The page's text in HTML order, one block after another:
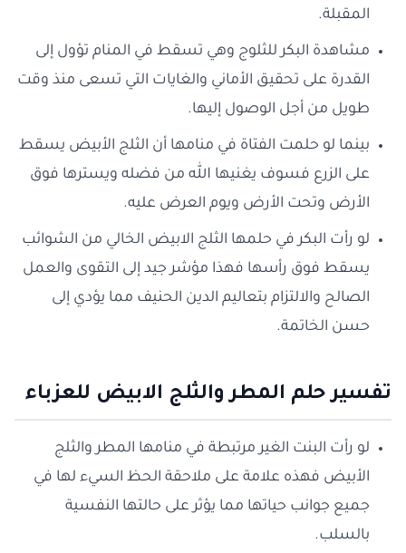
المقبلة.
مشاهدة البكر للثلوج وهي تسقط في المنام تؤول إلى
القدرة على تحقيق الأماني والغايات التي تسعى منذ وقت
طويل من أجل الوصول إليها.
بينما لو حلمت الفتاة في منامها أن الثلج الأبيض يسقط
على الزرع فسوف يغنيها الله من فضله ويسترها فوق
الأرض وتحت الأرض ويوم العرض عليه.
لو رأت البكر في حلمها الثلج الابيض الخالي من الشوائب
يسقط فوق رأسها فهذا مؤشر جيد إلى التقوى والعمل
الصالح والالتزام بتعاليم الدين الحنيف مما يؤدي إلى
حسن الخاتمة.
تفسير حلم المطر والثلج الابيض للعزباء
لو رأت البنت الغير مرتبطة في منامها المطر والثلج
الأبيض فهذه علامة على ملاحقة الحظ السيء لها في
جميع جوانب حياتها مما يؤثر على حالتها النفسية
بالسلب.